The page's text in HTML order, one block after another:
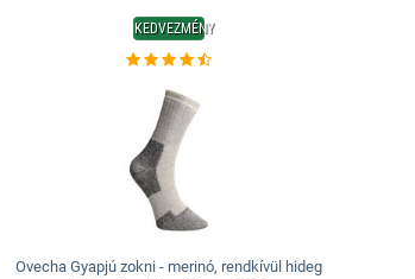
KEDVEZMÉNY
Ovecha Gyapjú zokni - merinó, rendkívül hideg